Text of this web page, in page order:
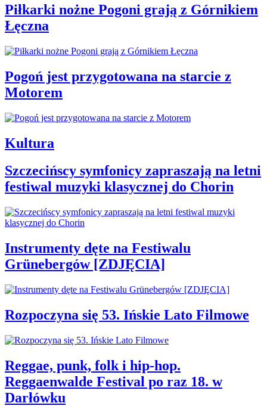
Piłkarki nożne Pogoni grają z Górnikiem
Łęczna
Pogoń jest przygotowana na starcie z
Motorem
Kultura
Szczecińscy symfonicy zapraszają na letni
festiwal muzyki klasycznej do Chorin
Instrumenty dęte na Festiwalu
Grünebergów [ZDJĘCIA]
Rozpoczyna się 53. Ińskie Lato Filmowe
Reggae, punk, folk i hip-hop.
Reggaenwalde Festival po raz 18. w
Darłówku